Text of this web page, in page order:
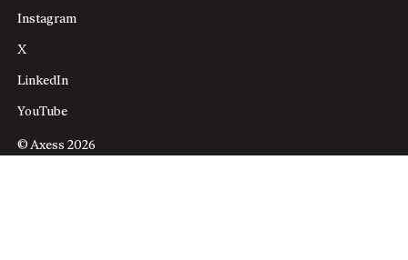
Instagram
X
LinkedIn
YouTube
© Axess 2026